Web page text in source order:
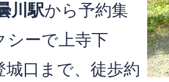
川駅から予約集
シーで上寺下
城口まで、徒歩約